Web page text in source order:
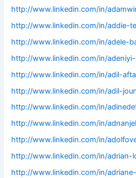
http://www.linkedin.com/in/
http://www.linkedin.com/in/addie-
http://www.linkedin.com/in/adele-
http://www.linkedin.com/in/
http://www.linkedin.com/in/adil-
http://www.linkedin.com/in/adil-
http://www.linkedin.com/in/
http://www.linkedin.com/in/
http://www.linkedin.com/in/
http://www.linkedin.com/in/adrian-
http://www.linkedin.com/in/